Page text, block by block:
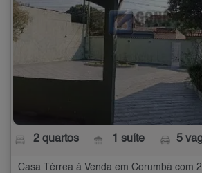
2 quartos 1 suíte 5
Casa Térrea à Venda em Corumbá com